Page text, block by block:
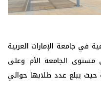
في جامعة الإمارات العربية
مستوى الجامعة الأم وعلى
يبلغ عدد طلابها حوالي